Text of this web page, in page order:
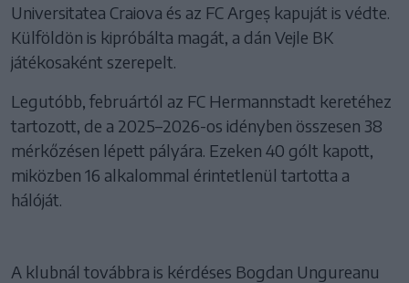
Universitatea Craiova és az FC Argeș kapuját is védte.
Külföldön is kipróbálta magát, a dán Vejle BK
játékosaként szerepelt.
Legutóbb, februártól az FC Hermannstadt keretéhez
tartozott, de a 2025–2026-os idényben összesen 38
mérkőzésen lépett pályára. Ezeken 40 gólt kapott,
miközben 16 alkalommal érintetlenül tartotta a
hálóját.
A klubnál továbbra is kérdéses Bogdan Ungureanu